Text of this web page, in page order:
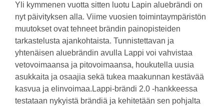
Yli kymmenen vuotta sitten luotu Lapin aluebrändi on
nyt päivityksen alla. Viime vuosien toimintaympäristön
muutokset ovat tehneet brändin painopisteiden
tarkastelusta ajankohtaista. Tunnistettavan ja
yhtenäisen aluebrändin avulla Lappi voi vahvistaa
vetovoimaansa ja pitovoimaansa, houkutella uusia
asukkaita ja osaajia sekä tukea maakunnan kestävää
kasvua ja elinvoimaa.Lappi-brändi 2.0 -hankkeessa
testataan nykyistä brändiä ja kehitetään sen pohjalta